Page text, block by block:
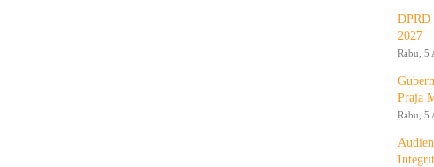
DPRD
2027
Rabu, 5
Praja
Rabu, 5